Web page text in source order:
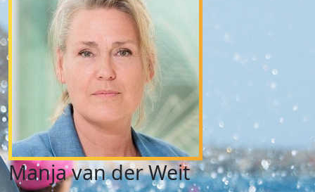
Manja van der Weit